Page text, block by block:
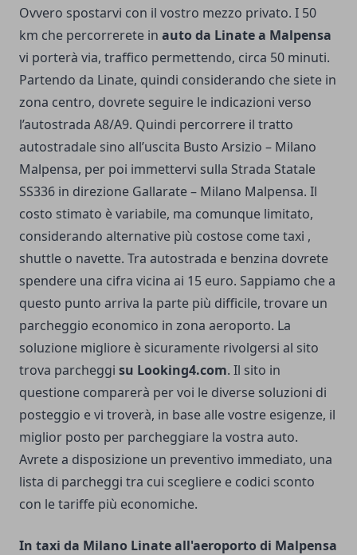
Ovvero spostarvi con il vostro mezzo privato. I 50
km che percorrerete in auto da Linate a Malpensa
vi porterà via, traffico permettendo, circa 50 minuti.
Partendo da Linate, quindi considerando che siete in
zona centro, dovrete seguire le indicazioni verso
l’autostrada A8/A9. Quindi percorrere il tratto
autostradale sino all’uscita Busto Arsizio – Milano
Malpensa, per poi immettervi sulla Strada Statale
SS336 in direzione Gallarate – Milano Malpensa. Il
costo stimato è variabile, ma comunque limitato,
considerando alternative più costose come taxi ,
shuttle o navette. Tra autostrada e benzina dovrete
spendere una cifra vicina ai 15 euro. Sappiamo che a
questo punto arriva la parte più difficile, trovare un
parcheggio economico in zona aeroporto. La
soluzione migliore è sicuramente rivolgersi al sito
trova parcheggi su Looking4.com. Il sito in
questione comparerà per voi le diverse soluzioni di
posteggio e vi troverà, in base alle vostre esigenze, il
miglior posto per parcheggiare la vostra auto.
Avrete a disposizione un preventivo immediato, una
lista di parcheggi tra cui scegliere e codici sconto
con le tariffe più economiche.
In taxi da Milano Linate all'aeroporto di Malpensa